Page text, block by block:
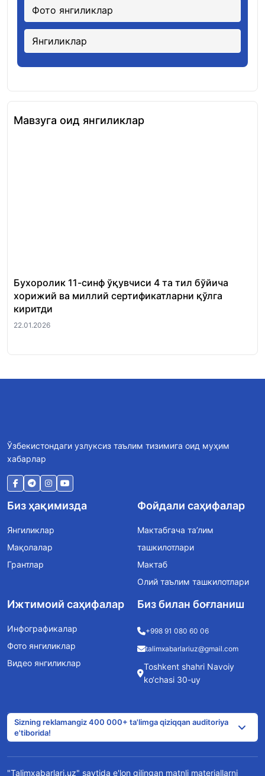
Фото янгиликлар
Янгиликлар
Мавзуга оид янгиликлар
Бухоролик 11-синф ўқувчиси 4 та тил бўйича
хорижий ва миллий сертификатларни қўлга
киритди
22.01.2026
Ўзбекистондаги узлуксиз таълим тизимига оид муҳим
хабарлар
Биз ҳақимизда
Янгиликлар
Мақолалар
Грантлар
Фойдали саҳифалар
Мактабгача та’лим
ташкилотлари
Мактаб
Олий таълим ташкилотлари
Ижтимоий саҳифалар
Инфографикалар
Фото янгиликлар
Видео янгиликлар
Биз билан боғланиш
+998 91 080 60 06
talimxabarlariuz@gmail.com
Toshkent shahri Navoiy
ko‘chasi 30-uy
Sizning reklamangiz 400 000+ ta'limga qiziqqan auditoriya
e'tiborida!
"Talimxabarlari.uz" saytida e'lon qilingan matnli materiallarni